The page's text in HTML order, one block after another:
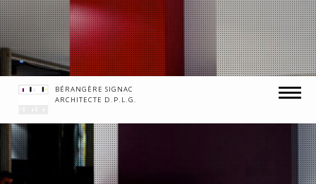
BÉRANGÈRE SIGNAC
ARCHITECTE D.P.L.G.
MENU